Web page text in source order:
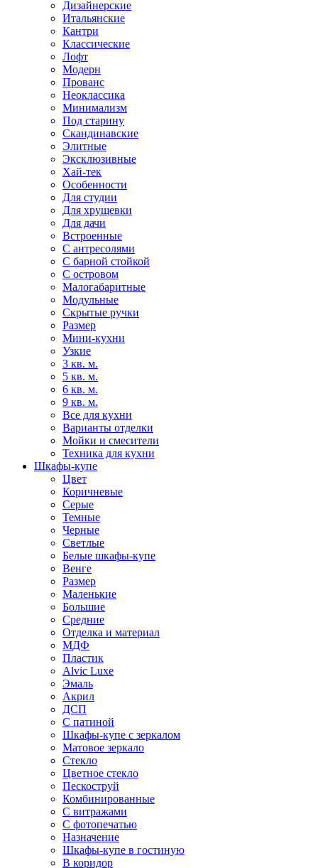
Дизайнерские
Итальянские
Кантри
Классические
Лофт
Модерн
Прованс
Неоклассика
Минимализм
Под старину
Скандинавские
Элитные
Эксклюзивные
Хай-тек
Особенности
Для студии
Для хрущевки
Для дачи
Встроенные
С антресолями
С барной стойкой
С островом
Малогабаритные
Модульные
Скрытые ручки
Размер
Мини-кухни
Узкие
3 кв. м.
5 кв. м.
6 кв. м.
9 кв. м.
Все для кухни
Варианты отделки
Мойки и смесители
Техника для кухни
Шкафы-купе
Цвет
Коричневые
Серые
Темные
Черные
Светлые
Белые шкафы-купе
Венге
Размер
Маленькие
Большие
Средние
Отделка и материал
МДФ
Пластик
Alvic Luxe
Эмаль
Акрил
ДСП
С патиной
Шкафы-купе с зеркалом
Матовое зеркало
Стекло
Цветное стекло
Пескоструй
Комбинированные
С витражами
С фотопечатью
Назначение
Шкафы-купе в гостиную
В коридор